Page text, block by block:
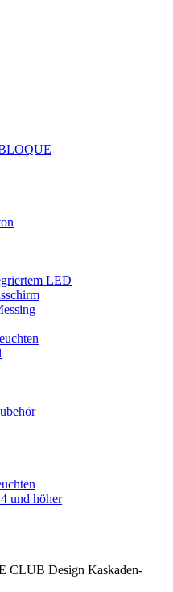
LED
und höher
CLUB Design Kaskaden-